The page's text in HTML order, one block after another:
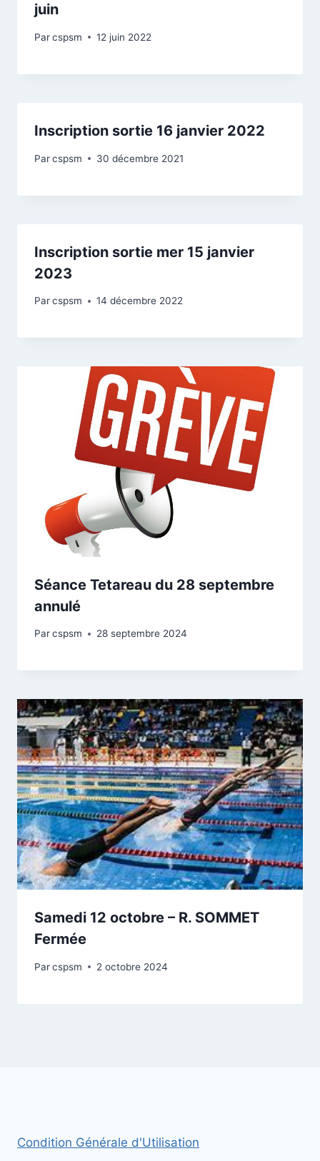
juin
Parcspsm 12 juin 2022
Inscription sortie 16 janvier 2022
Parcspsm 30 décembre 2021
Inscription sortie mer 15 janvier
2023
Parcspsm 14 décembre 2022
Séance Tetareau du 28 septembre
annulé
Parcspsm 28 septembre 2024
Samedi 12 octobre – R. SOMMET
Fermée
Parcspsm 2 octobre 2024
Condition Générale d'Utilisation